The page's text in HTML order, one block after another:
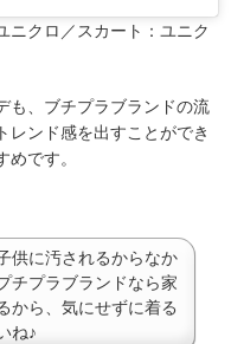
クロ／スカート：ユニク
も、ブチプラブランドの流
レンド感を出すことができ
です。
供に汚されるからなか
チプラブランドなら家
から、気にせずに着る
ね♪